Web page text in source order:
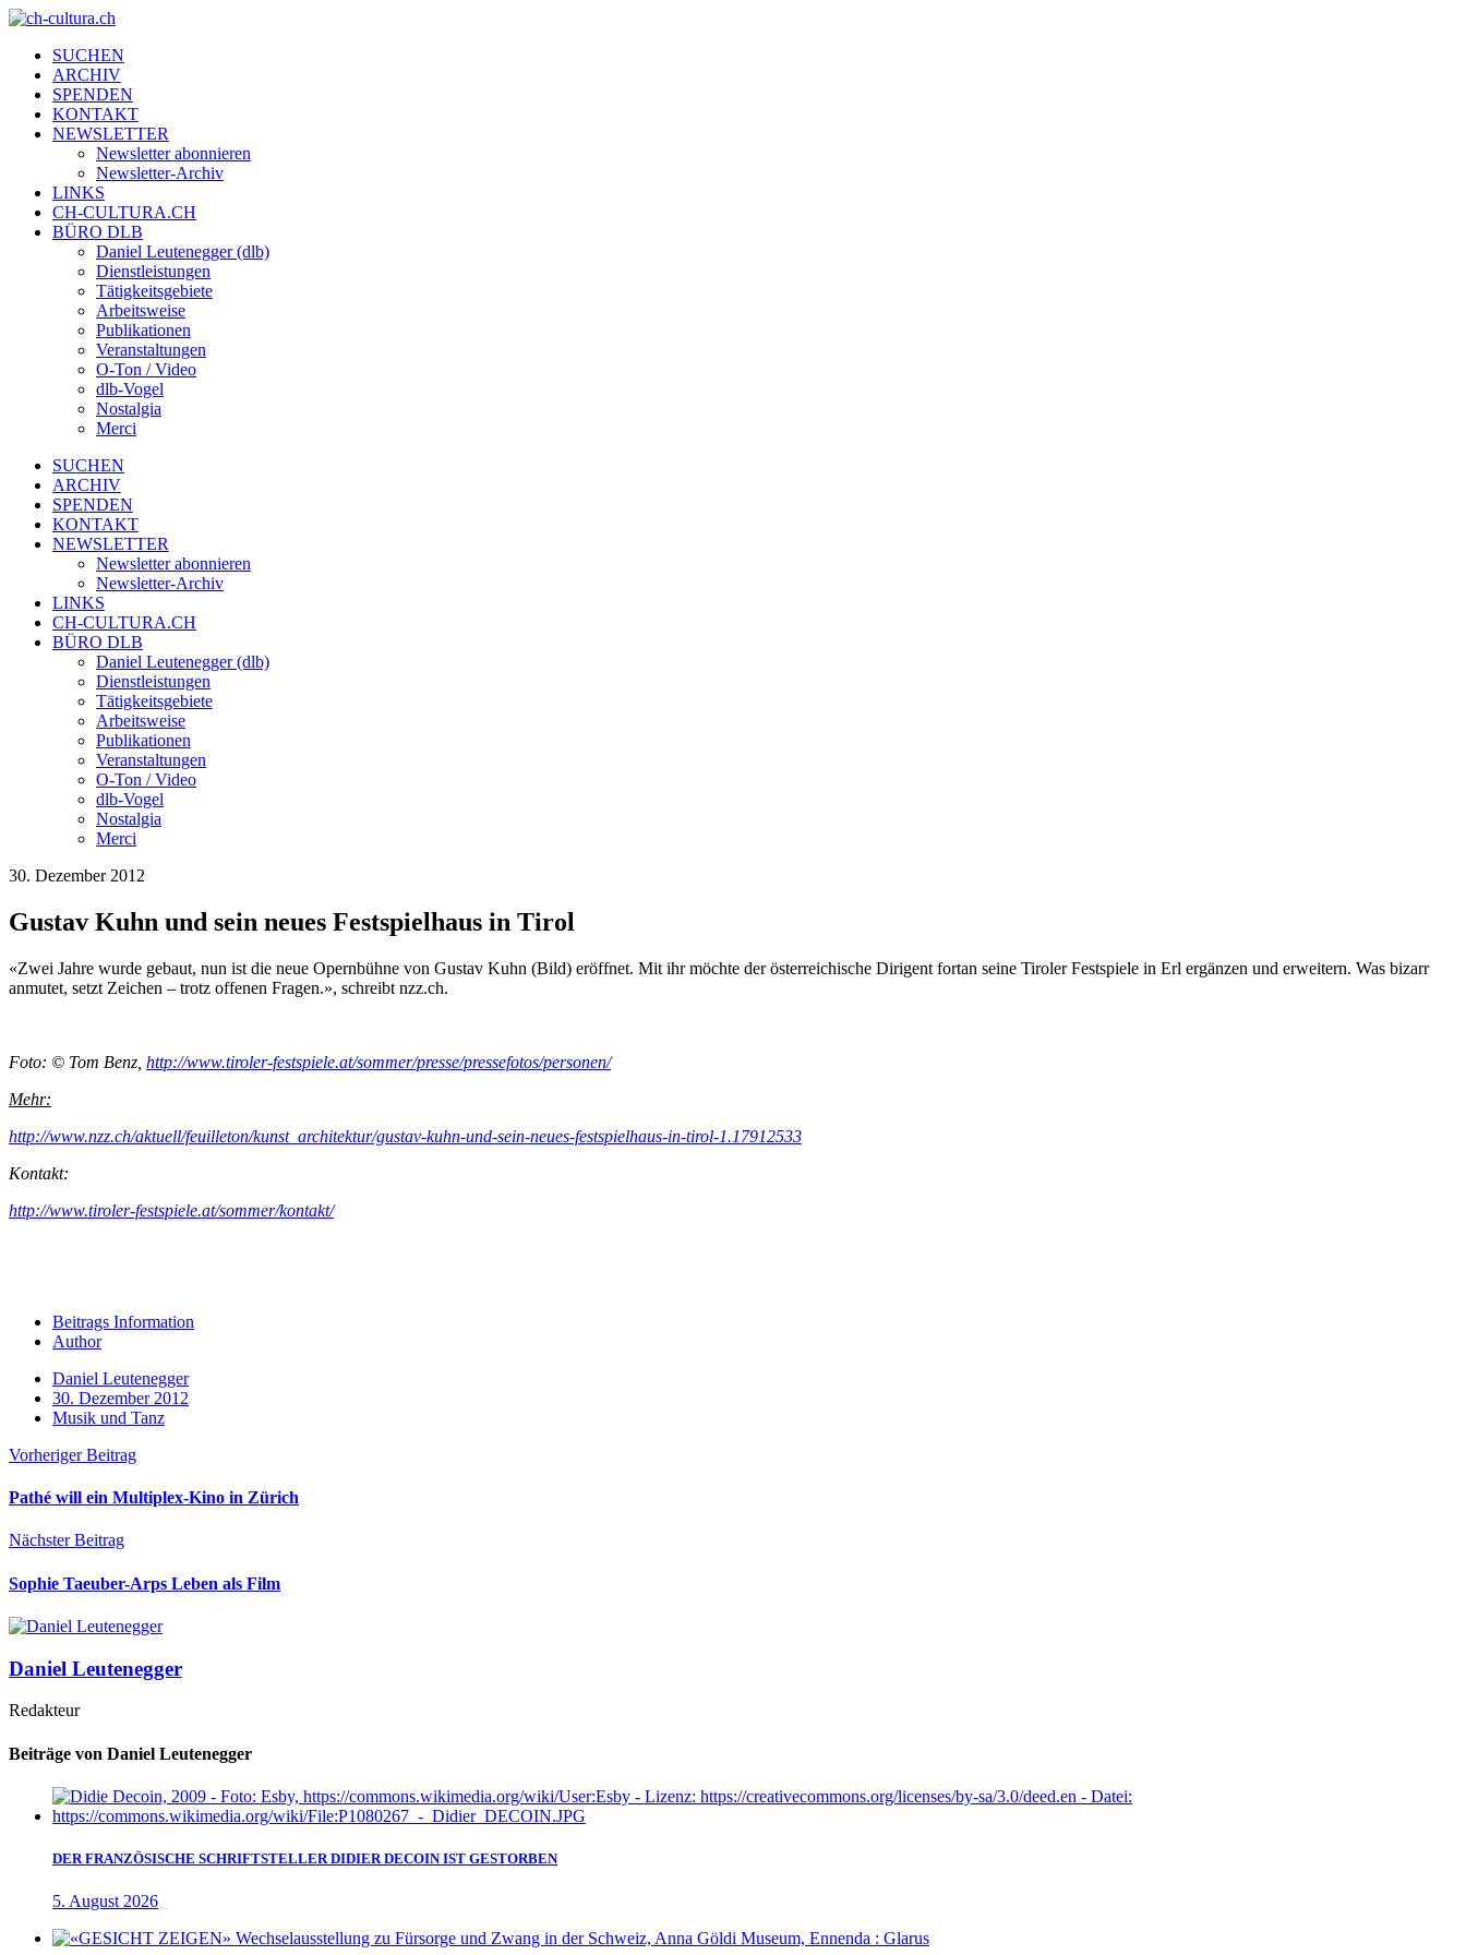
SUCHEN
ARCHIV
SPENDEN
KONTAKT
NEWSLETTER
Newsletter abonnieren
Newsletter-Archiv
LINKS
CH-CULTURA.CH
BÜRO DLB
Daniel Leutenegger (dlb)
Dienstleistungen
Tätigkeitsgebiete
Arbeitsweise
Publikationen
Veranstaltungen
O-Ton / Video
dlb-Vogel
Nostalgia
Merci
SUCHEN
ARCHIV
SPENDEN
KONTAKT
NEWSLETTER
Newsletter abonnieren
Newsletter-Archiv
LINKS
CH-CULTURA.CH
BÜRO DLB
Daniel Leutenegger (dlb)
Dienstleistungen
Tätigkeitsgebiete
Arbeitsweise
Publikationen
Veranstaltungen
O-Ton / Video
dlb-Vogel
Nostalgia
Merci
30. Dezember 2012
Gustav Kuhn und sein neues Festspielhaus in Tirol
«Zwei Jahre wurde gebaut, nun ist die neue Opernbühne von Gustav Kuhn (Bild) eröffnet. Mit ihr möchte der österreichische Dirigent fortan seine Tiroler Festspiele in Erl ergänzen und erweitern. Was bizarr
anmutet, setzt Zeichen – trotz offenen Fragen.», schreibt nzz.ch.
Foto: © Tom Benz, http://www.tiroler-festspiele.at/sommer/presse/pressefotos/personen/
Mehr:
http://www.nzz.ch/aktuell/feuilleton/kunst_architektur/gustav-kuhn-und-sein-neues-festspielhaus-in-tirol-1.17912533
Kontakt:
http://www.tiroler-festspiele.at/sommer/kontakt/
Beitrags Information
Author
Daniel Leutenegger
30. Dezember 2012
Musik und Tanz
Vorheriger Beitrag
Pathé will ein Multiplex-Kino in Zürich
Nächster Beitrag
Sophie Taeuber-Arps Leben als Film
Daniel Leutenegger
Redakteur
Beiträge von Daniel Leutenegger
DER FRANZÖSISCHE SCHRIFTSTELLER DIDIER DECOIN IST GESTORBEN
5. August 2026